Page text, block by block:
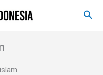
Cari
islam